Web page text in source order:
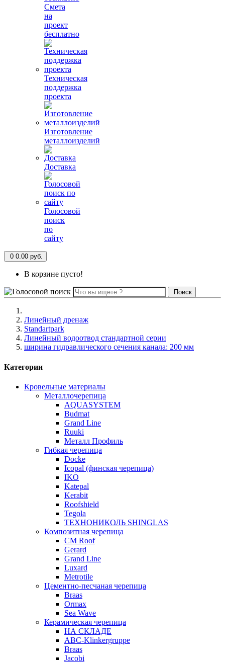
Смета
на
проект
бесплатно
Техническая
поддержка
проекта
Изготовление
металлоизделий
Доставка
Голосовой
поиск
по
сайту
0 0.00 руб.
В корзине пусто!
Поиск
Линейный дренаж
Standartpark
Линейный водоотвод стандартной серии
ширина гидравлического сечения канала: 200 мм
Категории
Кровельные материалы
Металлочерепица
AQUASYSTEM
Budmat
Grand Line
Ruuki
Металл Профиль
Гибкая черепица
Docke
Icopal (финская черепица)
IKO
Katepal
Kerabit
Roofshield
Tegola
ТЕХНОНИКОЛЬ SHINGLAS
Композитная черепица
CM Roof
Gerard
Grand Line
Luxard
Metrotile
Цементно-песчаная черепица
Braas
Ormax
Sea Wave
Керамическая черепица
НА СКЛАДЕ
ABC-Klinkergruppe
Braas
Jacobi